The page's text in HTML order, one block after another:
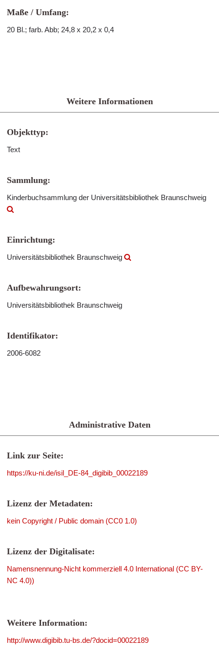
Maße / Umfang:
20 Bl.; farb. Abb; 24,8 x 20,2 x 0,4
Weitere Informationen
Objekttyp:
Text
Sammlung:
Kinderbuchsammlung der Universitätsbibliothek Braunschweig
Einrichtung:
Universitätsbibliothek Braunschweig
Aufbewahrungsort:
Universitätsbibliothek Braunschweig
Identifikator:
2006-6082
Administrative Daten
Link zur Seite:
https://ku-ni.de/isil_DE-84_digibib_00022189
Lizenz der Metadaten:
kein Copyright / Public domain (CC0 1.0)
Lizenz der Digitalisate:
Namensnennung-Nicht kommerziell 4.0 International (CC BY-
NC 4.0))
Weitere Information:
http://www.digibib.tu-bs.de/?docid=00022189